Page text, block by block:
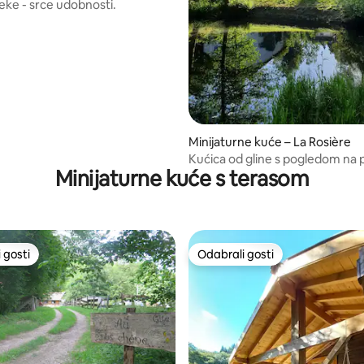
- srce udobnosti.
Minijaturne kuće – La Rosière
Kućica od gline s pogledom na
jezero za kupanje
Minijaturne kuće s terasom
gosti
gosti Odabrali gosti
Odabrali gosti